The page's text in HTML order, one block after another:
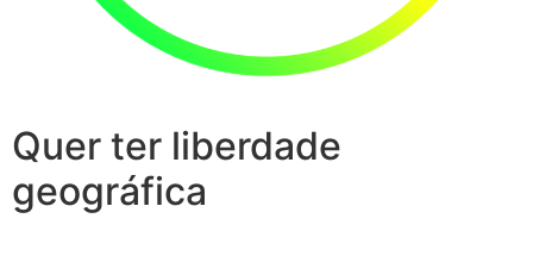
Quer ter liberdade
geográfica